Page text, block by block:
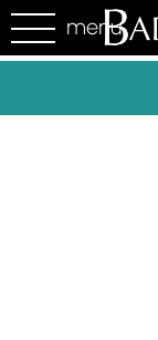
menu